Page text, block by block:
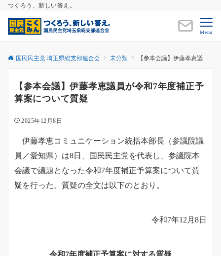
つくろう、新しい答え。
Menu
国民民主党 埼玉県総支部連合会 未分類 【参本会議】伊藤孝恵議員が令和7年度補正予算案について質疑
【参本会議】伊藤孝恵議員が令和7年度補正予
算案について質疑
2025年12月8日
伊藤孝恵コミュニケーション統括本部長（参議院議
員／愛知県）は8日、国民民主党を代表し、参議院本
会議で議題となった令和7年度補正予算案について質
疑を行った。質疑の全文は以下のとおり。
令和7年12月8日